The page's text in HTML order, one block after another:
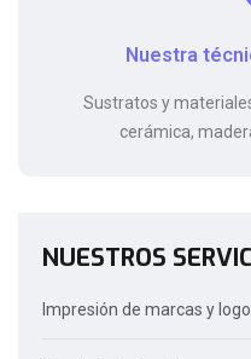
NUESTROS
Impresión de marcas y
Nuestra
Sustratos y
cerámica,